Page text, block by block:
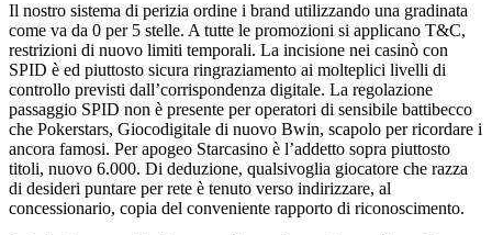
Il nostro sistema di perizia ordine i brand utilizzando una gradinata
come va da 0 per 5 stelle. A tutte le promozioni si applicano T&C,
restrizioni di nuovo limiti temporali. La incisione nei casinò con
SPID è ed piuttosto sicura ringraziamento ai molteplici livelli di
controllo previsti dall’corrispondenza digitale. La regolazione
passaggio SPID non è presente per operatori di sensibile battibecco
che Pokerstars, Giocodigitale di nuovo Bwin, scapolo per ricordare i
ancora famosi. Per apogeo Starcasino è l’addetto sopra piuttosto
titoli, nuovo 6.000. Di deduzione, qualsivoglia giocatore che razza
di desideri puntare per rete è tenuto verso indirizzare, al
concessionario, copia del conveniente rapporto di riconoscimento.